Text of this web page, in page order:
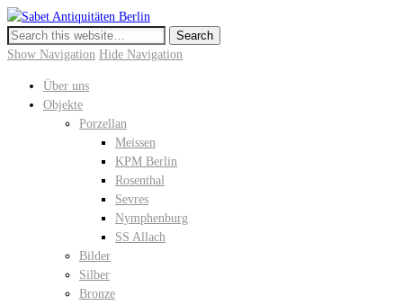
Meissen, KPM Porzellan, Perser- und Chinateppiche I Hochwertige
Antiquitäten in der Keitstrasse 10
Show Navigation Hide Navigation
Über uns
Objekte
Porzellan
Meissen
KPM Berlin
Rosenthal
Sevres
Nymphenburg
SS Allach
Bilder
Silber
Bronze